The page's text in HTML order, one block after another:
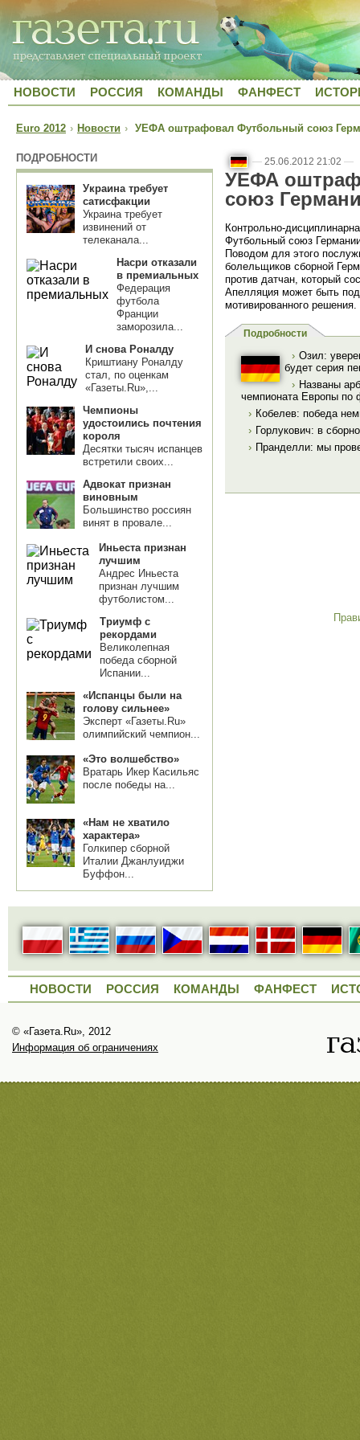
НОВОСТИ РОССИЯ КОМАНДЫ ФАНФЕСТ
Euro 2012 › Новости › УЕФА оштрафовал Футбольный союз
ПОДРОБНОСТИ
Украина требует
сатисфакции
Украина требует
извинений от
телеканала...
Насри отказали
в премиальных
Федерация
футбола
Франции
заморозила...
И снова Роналду
Криштиану Роналду
стал, по оценкам
«Газеты.Ru»,...
Чемпионы
удостоились почтения
короля
Десятки тысяч испанцев
встретили своих...
Адвокат признан
виновным
Большинство россиян
винят в провале...
Иньеста признан
лучшим
Андрес Иньеста
признан лучшим
футболистом...
Триумф с
рекордами
Великолепная
победа сборной
Испании...
«Испанцы были на
голову сильнее»
Эксперт «Газеты.Ru»
олимпийский чемпион...
«Это волшебство»
Вратарь Икер Касильяс
после победы на...
«Нам не хватило
характера»
Голкипер сборной
Италии Джанлуиджи
Буффон...
— 25.06.2012 21:02 —
УЕФА
союз
Контрольно-
Футбольный союз
Поводом для этого
болельщиков сборной
против датчан, который
Апелляция может быть
мотивированного решения.
Подробности
› Озил:
будет серия
› Названы
чемпионата Европы по
› Кобелев: победа
› Горлукович: в
› Пранделли: мы
НОВОСТИ РОССИЯ КОМАНДЫ ФАНФЕСТ
© «Газета.Ru», 2012
Информация об ограничениях